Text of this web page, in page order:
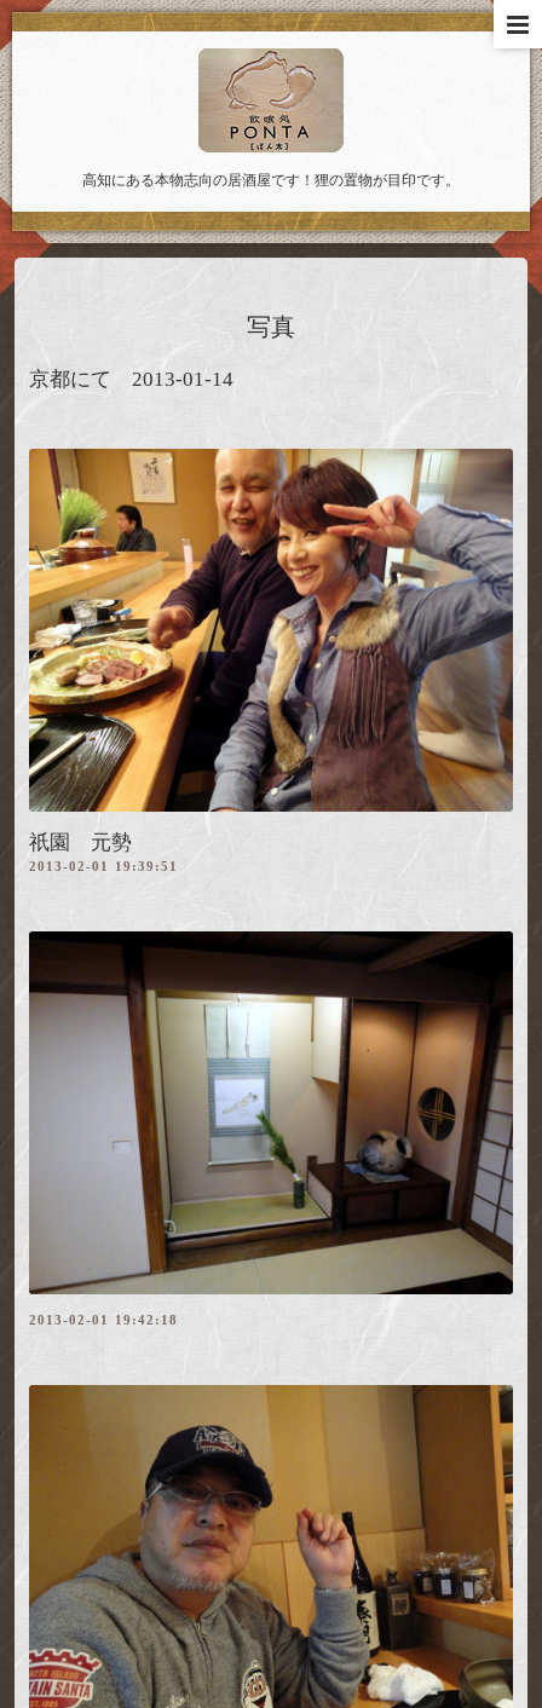
高知にある本物志向の居酒屋です！狸の置物が目印です。
写真
京都にて 2013-01-14
祇園 元勢
2013-02-01 19:39:51
2013-02-01 19:42:18